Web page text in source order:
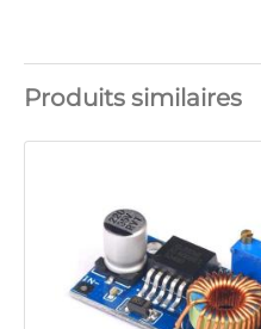
Produits similaires